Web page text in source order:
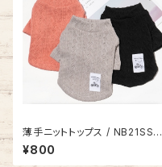
薄手ニットトップス / NB21SS8
811942
¥800